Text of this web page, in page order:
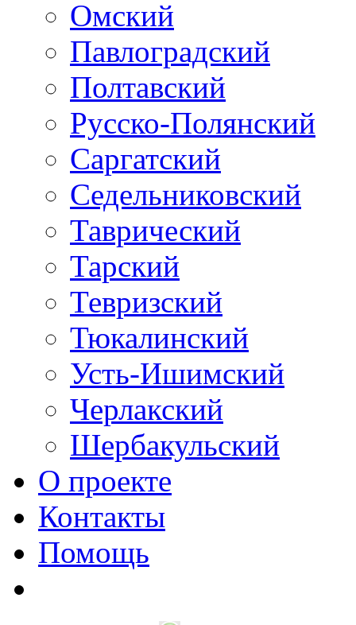
Омский
Павлоградский
Полтавский
Русско-Полянский
Саргатский
Седельниковский
Таврический
Тарский
Тевризский
Тюкалинский
Усть-Ишимский
Черлакский
Шербакульский
О проекте
Контакты
Помощь